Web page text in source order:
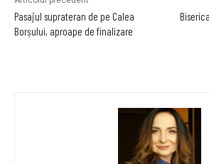
Pasajul suprateran de pe Calea
Borșului, aproape de finalizare